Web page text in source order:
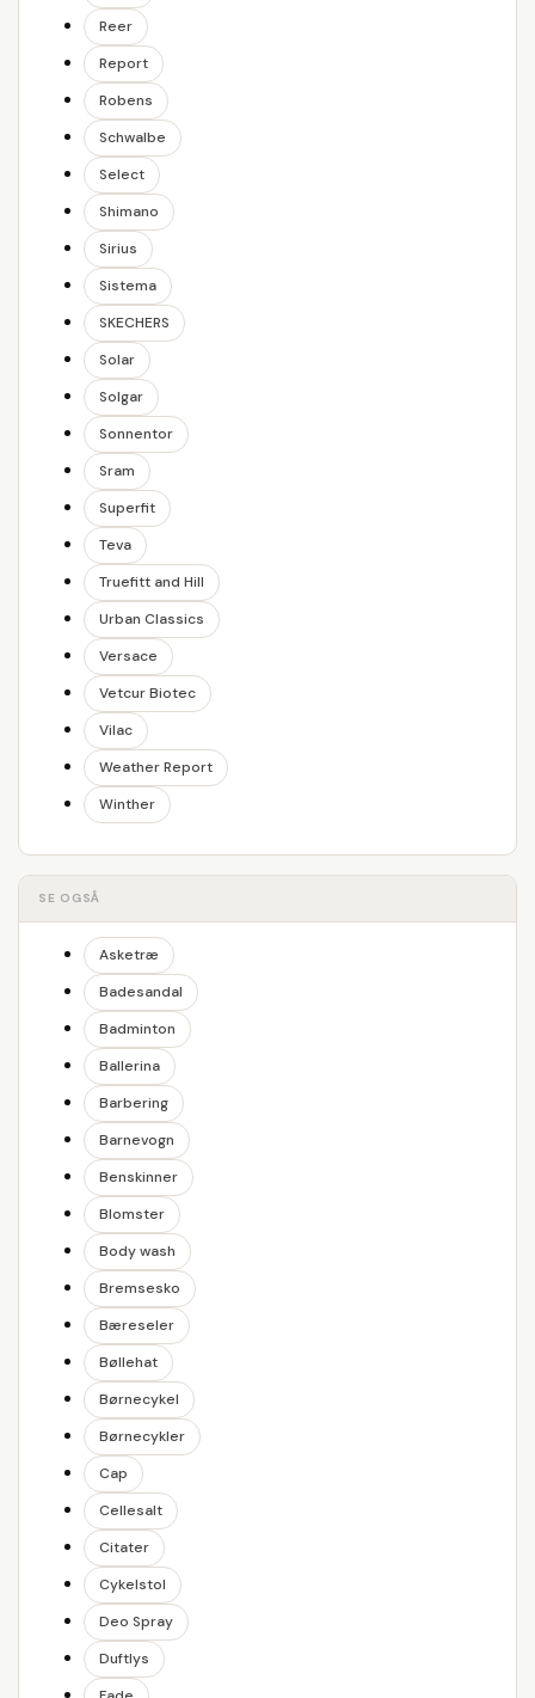
Reer
Report
Robens
Schwalbe
Select
Shimano
Sirius
Sistema
SKECHERS
Solar
Solgar
Sonnentor
Sram
Superfit
Teva
Truefitt and Hill
Urban Classics
Versace
Vetcur Biotec
Vilac
Weather Report
Winther
SE OGSÅ
Asketræ
Badesandal
Badminton
Ballerina
Barbering
Barnevogn
Benskinner
Blomster
Body wash
Bremsesko
Bæreseler
Bøllehat
Børnecykel
Børnecykler
Cap
Cellesalt
Citater
Cykelstol
Deo Spray
Duftlys